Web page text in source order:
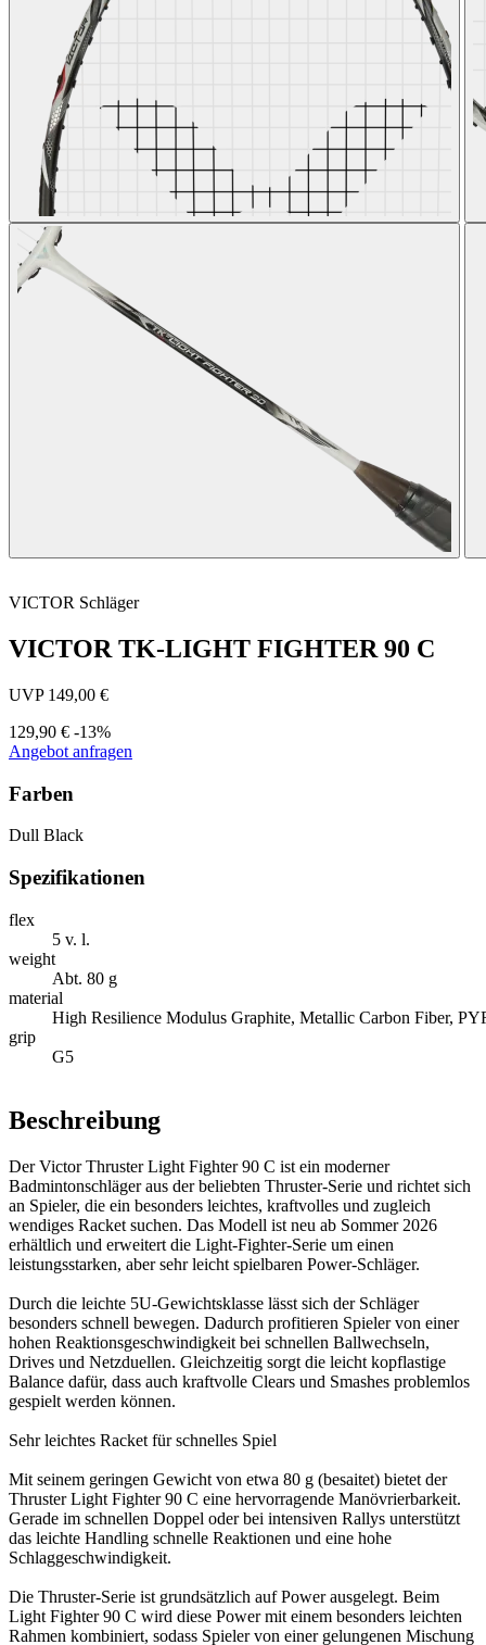
VICTOR Schläger
VICTOR TK-LIGHT FIGHTER 90 C
UVP 149,00 €
129,90 € -13%
Angebot anfragen
Farben
Dull Black
Spezifikationen
flex
5 v. l.
weight
Abt. 80 g
material
High Resilience Modulus Graphite, Metallic Carbon Fiber,
grip
G5
Beschreibung
Der Victor Thruster Light Fighter 90 C ist ein moderner
Badmintonschläger aus der beliebten Thruster-Serie und richtet sich
an Spieler, die ein besonders leichtes, kraftvolles und zugleich
wendiges Racket suchen. Das Modell ist neu ab Sommer 2026
erhältlich und erweitert die Light-Fighter-Serie um einen
leistungsstarken, aber sehr leicht spielbaren Power-Schläger.
Durch die leichte 5U-Gewichtsklasse lässt sich der Schläger
besonders schnell bewegen. Dadurch profitieren Spieler von einer
hohen Reaktionsgeschwindigkeit bei schnellen Ballwechseln,
Drives und Netzduellen. Gleichzeitig sorgt die leicht kopflastige
Balance dafür, dass auch kraftvolle Clears und Smashes problemlos
gespielt werden können.
Sehr leichtes Racket für schnelles Spiel
Mit seinem geringen Gewicht von etwa 80 g (besaitet) bietet der
Thruster Light Fighter 90 C eine hervorragende Manövrierbarkeit.
Gerade im schnellen Doppel oder bei intensiven Rallys unterstützt
das leichte Handling schnelle Reaktionen und eine hohe
Schlaggeschwindigkeit.
Die Thruster-Serie ist grundsätzlich auf Power ausgelegt. Beim
Light Fighter 90 C wird diese Power mit einem besonders leichten
Rahmen kombiniert, sodass Spieler von einer gelungenen Mischung